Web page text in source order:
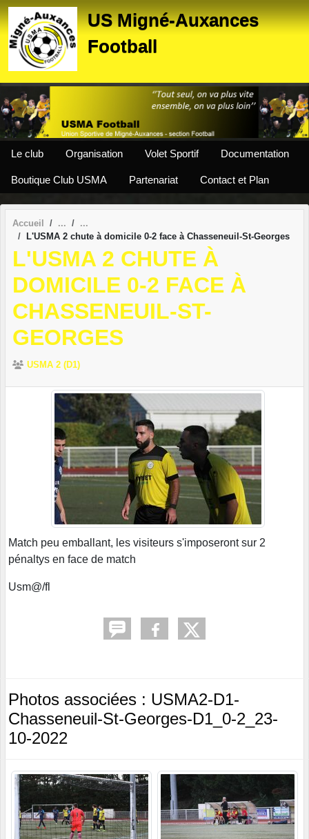
US Migné-Auxances
Football
Le club Organisation Volet Sportif Documentation
Boutique Club USMA Partenariat Contact et Plan
Accueil
L'USMA 2 chute à domicile 0-2 face à Chasseneuil-St-Georges
L'USMA 2 CHUTE À
DOMICILE 0-2 FACE À
CHASSENEUIL-ST-
GEORGES
USMA 2 (D1)
Match peu emballant, les visiteurs s'imposeront sur 2
pénaltys en face de match
Usm@/fl
Photos associées : USMA2-D1-
Chasseneuil-St-Georges-D1_0-2_23-
10-2022
Panneau de gestion des cookies